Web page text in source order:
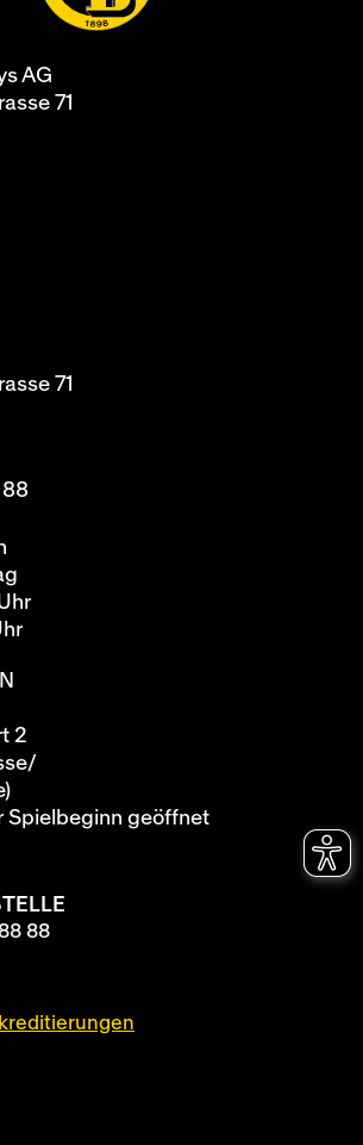
AG
71
71
88
2
Spielbeginn geöffnet
88